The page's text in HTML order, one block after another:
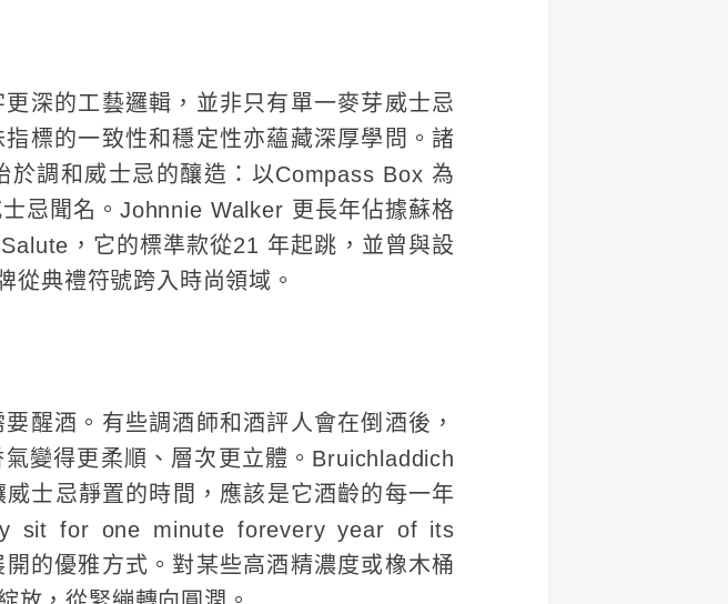
深的工藝邏輯，並非只有單一麥芽威士忌
標的一致性和穩定性亦蘊藏深厚學問。諸
調和威士忌的釀造：以Compass Box 為
忌聞名。Johnnie Walker 更長年佔據蘇格
，它的標準款從21 年起跳，並曾與設
典禮符號跨入時尚領域。
醒酒。有些調酒師和酒評人會在倒酒後，
變得更柔順、層次更立體。Bruichladdich
士忌靜置的時間，應該是它酒齡的每一年
sit for one minute forevery year of its
的優雅方式。對某些高酒精濃度或橡木桶